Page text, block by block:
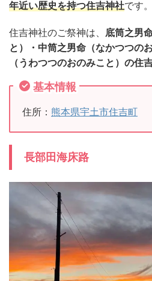
年近い歴史を持つ住吉神社です。
住吉神社のご祭神は、 底筒之男
と）・中筒之男命（なかつつの
（うわつつのおのみこと）の住
基本情報
住所： 熊本県宇土市住吉町
長部田海床路